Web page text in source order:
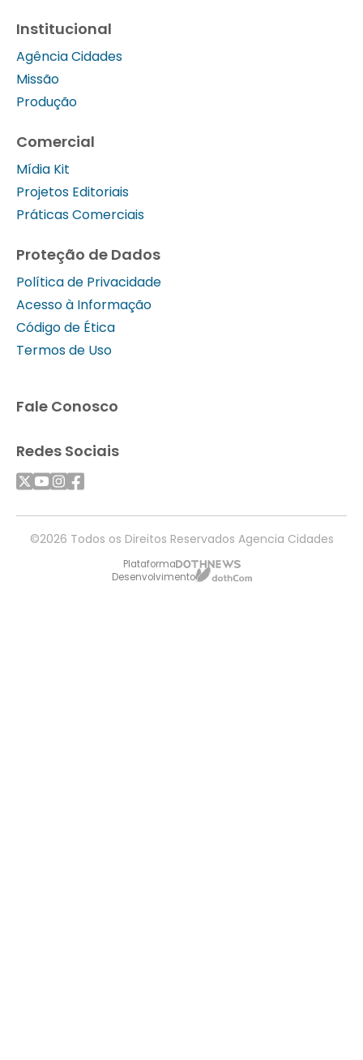
Institucional
Agência Cidades
Missão
Produção
Comercial
Mídia Kit
Projetos Editoriais
Práticas Comerciais
Proteção de Dados
Política de Privacidade
Acesso à Informação
Código de Ética
Termos de Uso
Fale Conosco
Redes Sociais
©2026 Todos os Direitos Reservados Agencia Cidades
Plataforma
Desenvolvimento